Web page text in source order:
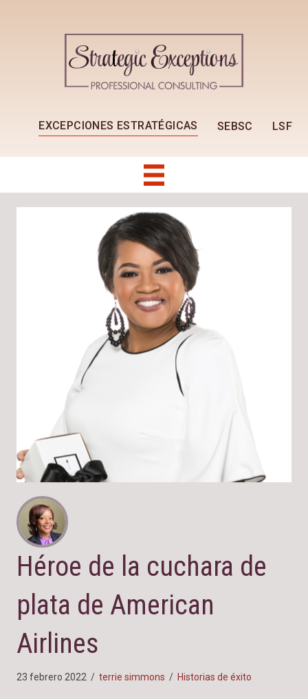
EXCEPCIONES ESTRATÉGICAS SEBSC LSF
Héroe de la cuchara de
plata de American
Airlines
23 febrero 2022 / terrie simmons / Historias de éxito